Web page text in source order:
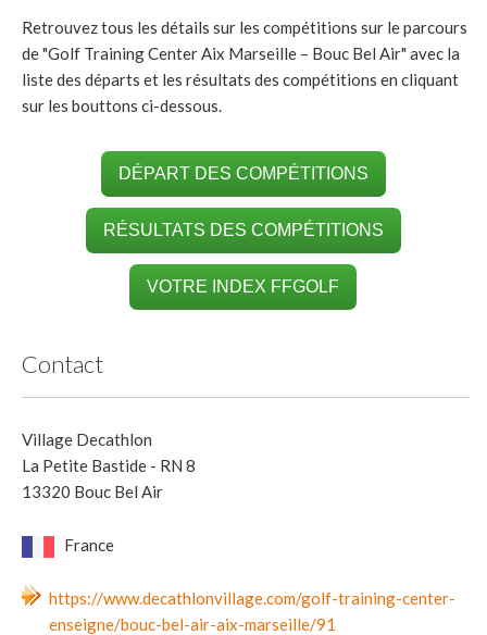
Retrouvez tous les détails sur les compétitions sur le parcours
de "Golf Training Center Aix Marseille – Bouc Bel Air" avec la
liste des départs et les résultats des compétitions en cliquant
sur les bouttons ci-dessous.
DÉPART DES COMPÉTITIONS
RÉSULTATS DES COMPÉTITIONS
VOTRE INDEX FFGOLF
Contact
Village Decathlon
La Petite Bastide - RN 8
13320 Bouc Bel Air
France
https://www.decathlonvillage.com/golf-training-center-
enseigne/bouc-bel-air-aix-marseille/91